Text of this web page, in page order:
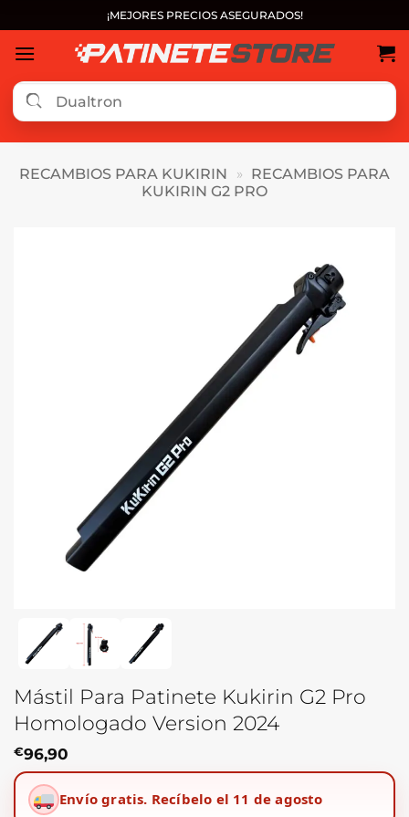
al
contenido
¡MEJORES PRECIOS ASEGURADOS!
RECAMBIOS PARA KUKIRIN » RECAMBIOS PARA
KUKIRIN G2 PRO
Mástil Para Patinete Kukirin G2 Pro
Homologado Version 2024
€96,90
Envío gratis. Recíbelo el 11 de agosto